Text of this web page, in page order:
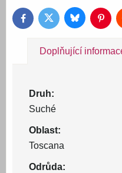
FacebookTwitter Bluesky
Doplňující
Druh:
Suché
Oblast:
Toscana
Odrůda: